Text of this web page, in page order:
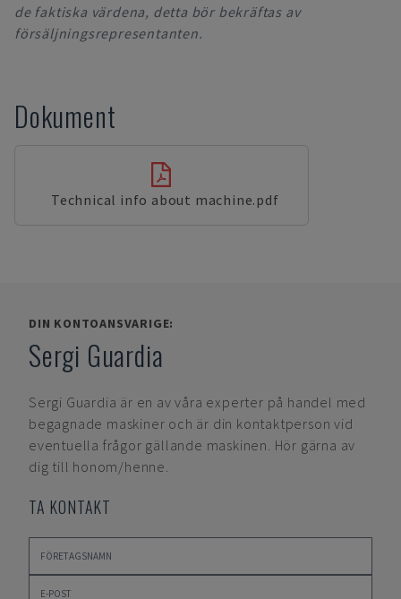
de faktiska värdena, detta bör bekräftas av
försäljningsrepresentanten.
Dokument
Technical info about machine.pdf
DIN KONTOANSVARIGE:
Sergi Guardia
Sergi Guardia är en av våra experter på handel med
begagnade maskiner och är din kontaktperson vid
eventuella frågor gällande maskinen. Hör gärna av
dig till honom/henne.
TA KONTAKT